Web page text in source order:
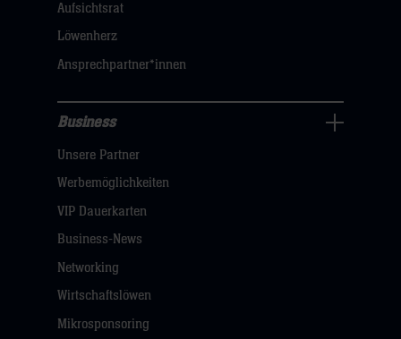
hier
Aufsichtsrat
Löwenherz
Ansprechpartner*innen
Navigation
öffnen,
dann
klicken
Business
Unsere Partner
Werbemöglichkeiten
VIP Dauerkarten
Business-News
Networking
Wirtschaftslöwen
Mikrosponsoring